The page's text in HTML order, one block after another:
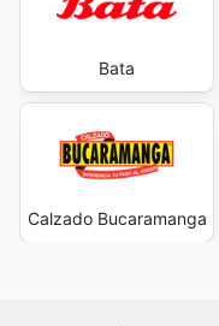
Bata
Calzado Bucaramanga